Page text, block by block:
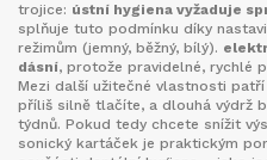
trojice: ústní hygiena vyžaduje
splňuje tuto podmínku díky
režimům (jemný, běžný, bílý).
dásní, protože pravidelné, rychlé
Mezi další užitečné vlastnosti
příliš silně tlačíte, a dlouhá výdrž
týdnů. Pokud tedy chcete snížit
sonický kartáček je praktickým